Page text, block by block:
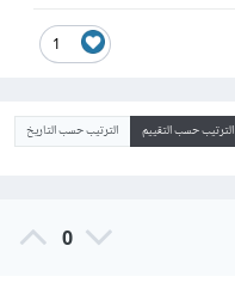
1
الترتيب حسب التقييم الترتيب حسب التاريخ
0